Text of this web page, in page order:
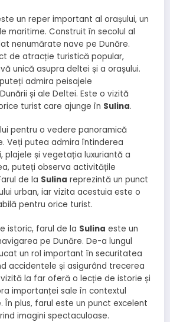
un reper important al orașului, un
maritime. Construit în secolul al
nenumărate nave pe Dunăre.
de atracție turistică popular,
unică asupra deltei și a orașului.
admira peisajele
și ale Deltei. Este o vizită
turist care ajunge în Sulina.
pentru o vedere panoramică
Veți putea admira întinderea
plajele și vegetația luxuriantă a
puteți observa activitățile
de la Sulina reprezintă un punct
urban, iar vizita acestuia este o
pentru orice turist.
istoric, farul de la Sulina este un
pe Dunăre. De-a lungul
un rol important în securitatea
accidentele și asigurând trecerea
la far oferă o lecție de istorie și
importanței sale în contextul
În plus, farul este un punct excelent
imagini spectaculoase.